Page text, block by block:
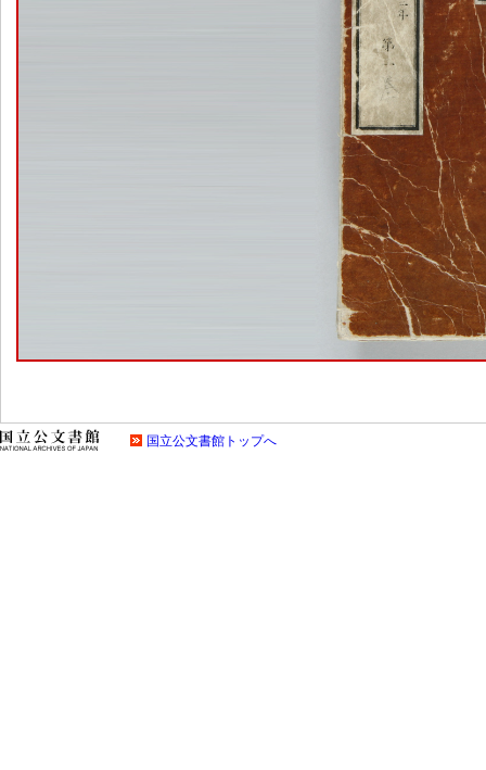
国立公文書館トップへ